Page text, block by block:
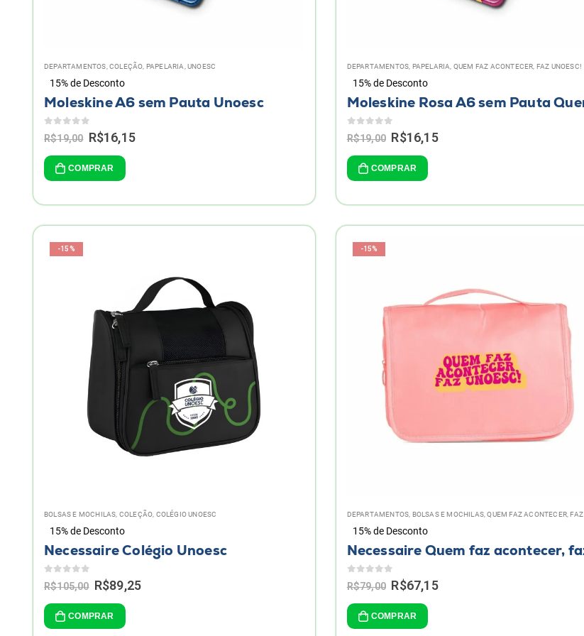
DEPARTAMENTOS ,COLEÇÃO PAPELARIA ,UNOESC
15% de Desconto
Moleskine A6 sem Pauta Unoesc
de 5
R$19,00 Original
was:
R$19,00.
R$16,15Current
COMPRAR
DEPARTAMENTOS PAPELARIA QUEM FAZ ACONTECER, FAZ UNOESC!
15% de Desconto
de 5
R$19,00 Original
was:
R$19,00.
R$16,15Current
COMPRAR
-15%
BOLSAS E MOCHILAS COLEÇÃO COLÉGIO UNOESC
15% de Desconto
Necessaire Colégio Unoesc
de 5
R$105,00 Original
was:
R$105,00.
R$89,25Current
COMPRAR
-15%
DEPARTAMENTOS BOLSAS E MOCHILAS ,QUEM FAZ ACONTECER, FAZ
15% de Desconto
de 5
R$79,00 Original
was:
R$79,00.
R$67,15Current
COMPRAR